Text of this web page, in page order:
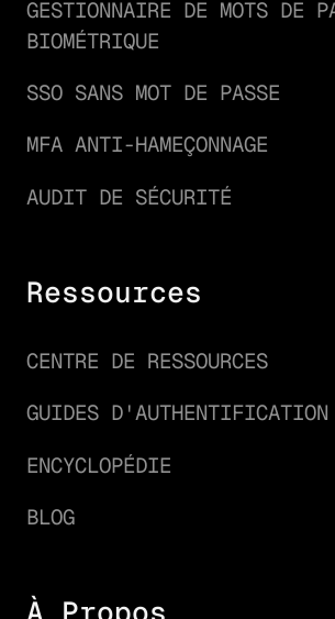
GESTIONNAIRE DE MOTS DE
BIOMÉTRIQUE
SSO SANS MOT DE PASSE
MFA ANTI-HAMEÇONNAGE
AUDIT DE SÉCURITÉ
Ressources
CENTRE DE RESSOURCES
GUIDES D'AUTHENTIFICATION
ENCYCLOPÉDIE
BLOG